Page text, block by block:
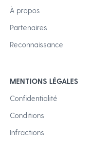
À propos
Partenaires
Reconnaissance
MENTIONS LÉGALES
Confidentialité
Conditions
Infractions